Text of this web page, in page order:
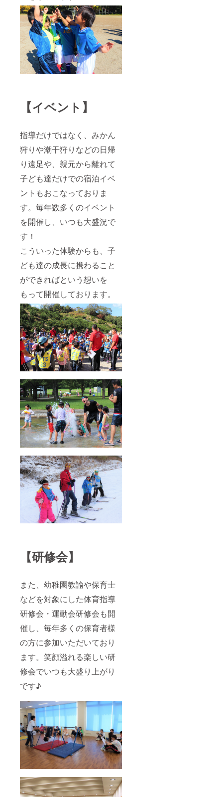
【イベント】
指導だけではなく、みかん
狩りや潮干狩りなどの日帰
り遠足や、親元から離れて
子ども達だけでの宿泊イベ
ントもおこなっておりま
す。毎年数多くのイベント
を開催し、いつも大盛況で
す！
こういった体験からも、子
ども達の成長に携わること
ができればという想いを
もって開催しております。
【研修会】
また、幼稚園教諭や保育士
などを対象にした体育指導
研修会・運動会研修会も開
催し、毎年多くの保育者様
の方に参加いただいており
ます。笑顔溢れる楽しい研
修会でいつも大盛り上がり
です♪